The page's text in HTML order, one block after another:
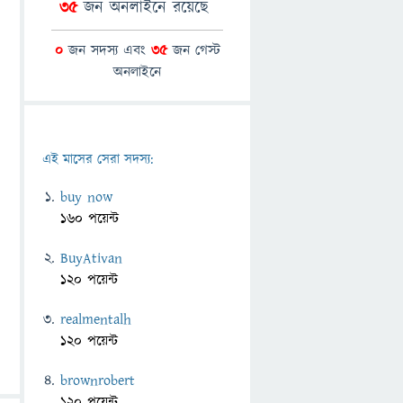
35জন অনলাইনে রয়েছে
0জন সদস্য এবং 35জন গেস্ট
অনলাইনে
এই মাসের সেরা সদস্য:
buy now
160 পয়েন্ট
BuyAtivan
120 পয়েন্ট
realmentalh
120 পয়েন্ট
brownrobert